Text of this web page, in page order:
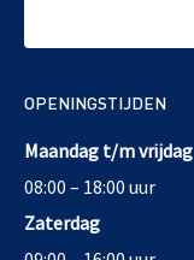
OPENINGSTIJDEN
Maandag t/m vrijdag
08:00 – 18:00 uur
Zaterdag